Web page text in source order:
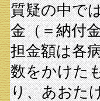
質疑の中で
金（＝納付
担金額は各
数をかけた
り、あおた